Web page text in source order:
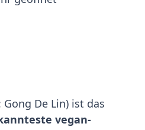
De Lin) ist das
vegan-